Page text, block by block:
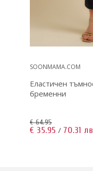
SOONMAMA.COM
Еластичен
бременни
€ 64.95
€ 35.95 / 70.31